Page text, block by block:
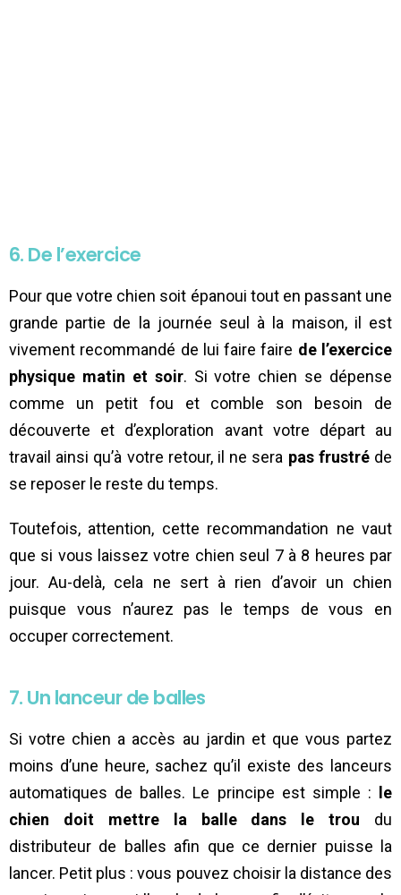
6. De l’exercice
Pour que votre chien soit épanoui tout en passant une
grande partie de la journée seul à la maison, il est
vivement recommandé de lui faire faire de l’exercice
physique matin et soir. Si votre chien se dépense
comme un petit fou et comble son besoin de
découverte et d’exploration avant votre départ au
travail ainsi qu’à votre retour, il ne sera pas frustréde
se reposer le reste du temps.
Toutefois, attention, cette recommandation ne vaut
que si vous laissez votre chien seul 7 à 8 heures par
jour. Au-delà, cela ne sert à rien d’avoir un chien
puisque vous n’aurez pas le temps de vous en
occuper correctement.
7. Un lanceur de balles
Si votre chien a accès au jardin et que vous partez
moins d’une heure, sachez qu’il existe des lanceurs
automatiques de balles. Le principe est simple :
le
chien doit mettre la balle dans le trou du
distributeur de balles afin que ce dernier puisse la
lancer. Petit plus : vous pouvez choisir la distance des